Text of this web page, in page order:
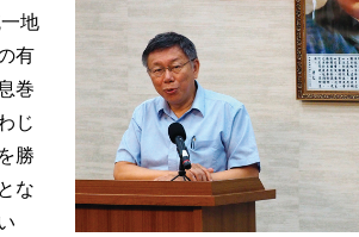
地
有
巻
じ
勝
な